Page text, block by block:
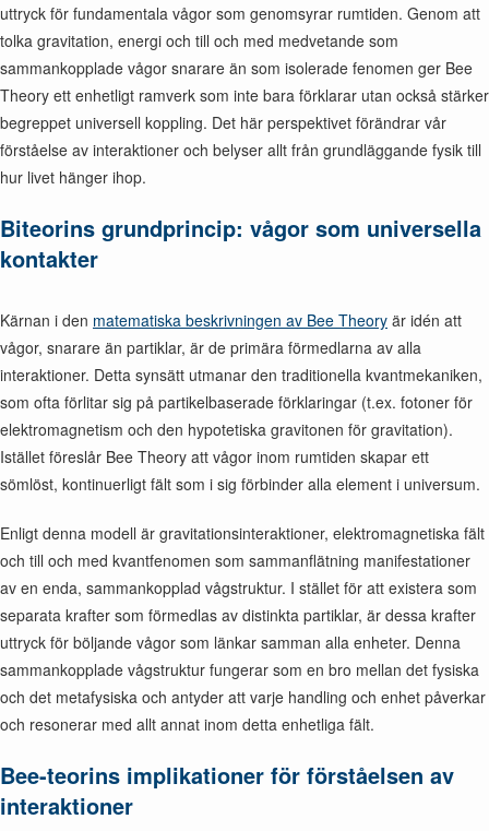
uttryck för fundamentala vågor som genomsyrar rumtiden. Genom att
tolka gravitation, energi och till och med medvetande som
sammankopplade vågor snarare än som isolerade fenomen ger Bee
Theory ett enhetligt ramverk som inte bara förklarar utan också stärker
begreppet universell koppling. Det här perspektivet förändrar vår
förståelse av interaktioner och belyser allt från grundläggande fysik till
hur livet hänger ihop.
Biteorins grundprincip: vågor som universella
kontakter
Kärnan i den matematiska beskrivningen av Bee Theory är idén att
vågor, snarare än partiklar, är de primära förmedlarna av alla
interaktioner. Detta synsätt utmanar den traditionella kvantmekaniken,
som ofta förlitar sig på partikelbaserade förklaringar (t.ex. fotoner för
elektromagnetism och den hypotetiska gravitonen för gravitation).
Istället föreslår Bee Theory att vågor inom rumtiden skapar ett
sömlöst, kontinuerligt fält som i sig förbinder alla element i universum.
Enligt denna modell är gravitationsinteraktioner, elektromagnetiska fält
och till och med kvantfenomen som sammanflätning manifestationer
av en enda, sammankopplad vågstruktur. I stället för att existera som
separata krafter som förmedlas av distinkta partiklar, är dessa krafter
uttryck för böljande vågor som länkar samman alla enheter. Denna
sammankopplade vågstruktur fungerar som en bro mellan det fysiska
och det metafysiska och antyder att varje handling och enhet påverkar
och resonerar med allt annat inom detta enhetliga fält.
Bee-teorins implikationer för förståelsen av
interaktioner